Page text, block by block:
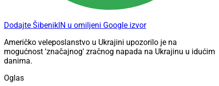
Dodajte ŠibenikIN u omiljeni Google izvor
Američko veleposlanstvo u Ukrajini upozorilo je na
mogućnost 'značajnog' zračnog napada na Ukrajinu u idućim
danima.
Oglas